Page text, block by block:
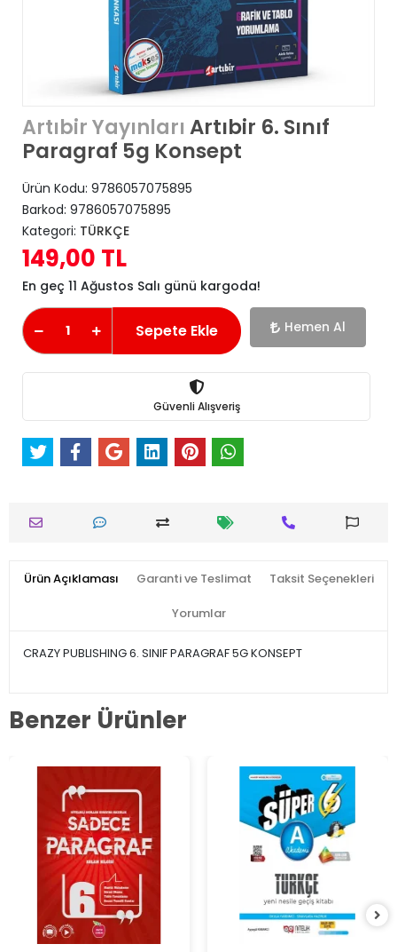
Artıbir Yayınları Artıbir 6. Sınıf
Paragraf 5g Konsept
Ürün Kodu: 9786057075895
Barkod: 9786057075895
Kategori: TÜRKÇE
149,00 TL
En geç 11 Ağustos Salı günü kargoda!
Sepete Ekle Hemen Al
Güvenli Alışveriş
Ürün Açıklaması Garanti ve Teslimat Taksit Seçenekleri
Yorumlar
CRAZY PUBLISHING 6. SINIF PARAGRAF 5G KONSEPT
Benzer Ürünler